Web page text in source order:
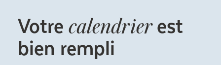
Votre calendrierest
bien rempli